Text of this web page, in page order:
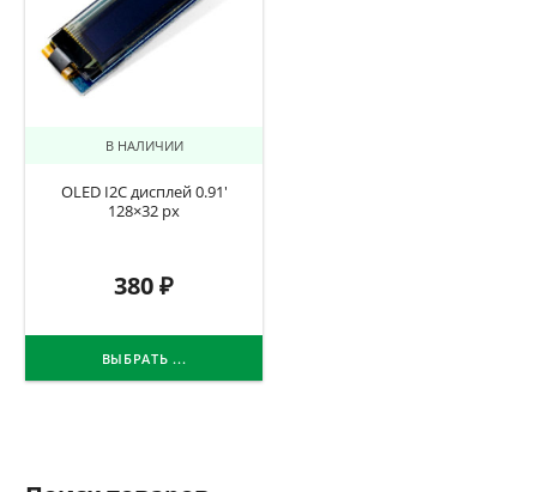
В НАЛИЧИИ
OLED I2C дисплей 0.91′
128×32 px
380₽
ВЫБРАТЬ ...